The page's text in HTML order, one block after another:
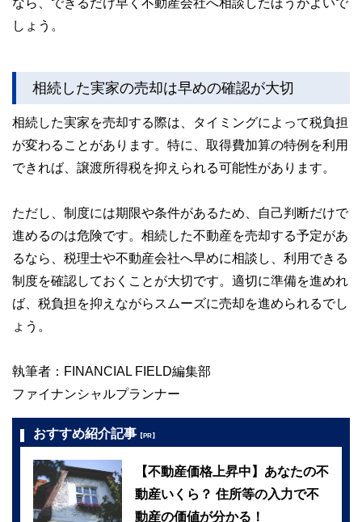
しょう。
相続した実家の売却は早めの確認が大切
相続した実家を売却する際は、タイミングによって税負担
が変わることがあります。特に、取得費加算の特例を利用
できれば、譲渡所得税を抑えられる可能性があります。
ただし、制度には期限や条件があるため、自己判断だけで
進めるのは危険です。相続した不動産を売却する予定があ
るなら、税理士や不動産会社へ早めに相談し、利用できる
制度を確認しておくことが大切です。適切に準備を進めれ
ば、税負担を抑えながらスムーズに売却を進められるでし
ょう。
執筆者：FINANCIAL FIELD編集部
ファイナンシャルプランナー
おすすめ紹介記事 【PR】
【不動産価格上昇中】あなたの不
動産いくら？ 住所等の入力で不
動産の価値が分かる！